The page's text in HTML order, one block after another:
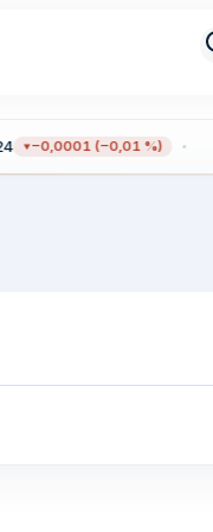
−0,0001 (−0,01 %)